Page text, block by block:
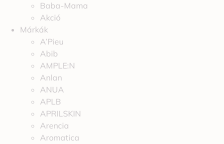
Baba-Mama
Akció
Márkák
A’Pieu
Abib
AMPLE:N
Anlan
ANUA
APLB
APRILSKIN
Arencia
Aromatica